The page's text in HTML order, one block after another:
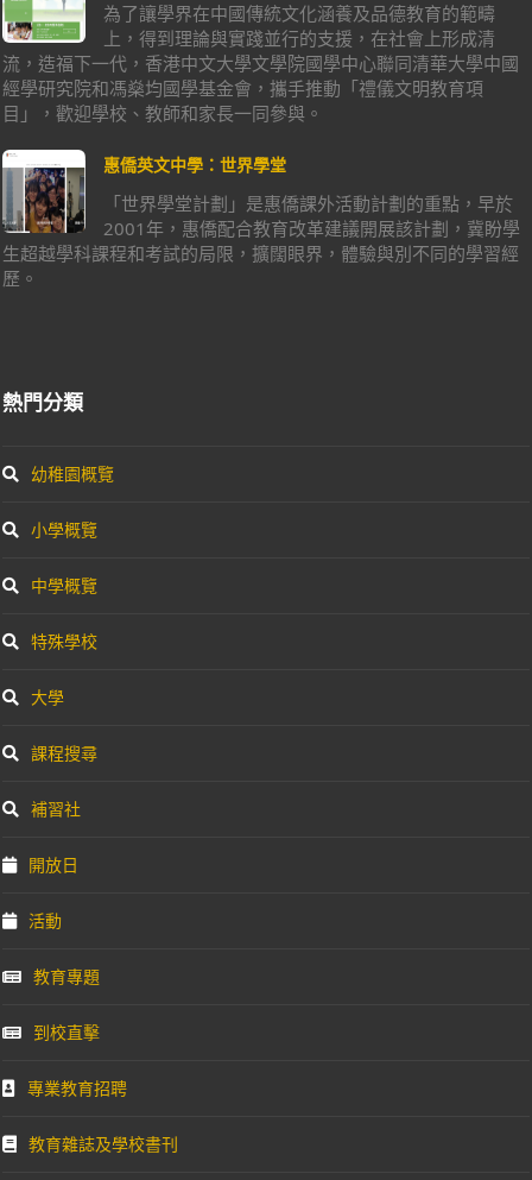
為了讓學界在中國傳統文化涵養及品德教育的範疇
上，得到理論與實踐並行的支援，在社會上形成清
流，造福下一代，香港中文大學文學院國學中心聯同清華大學中國
經學研究院和馮燊均國學基金會，攜手推動「禮儀文明教育項
目」，歡迎學校、教師和家長一同參與。
惠僑英文中學：世界學堂
「世界學堂計劃」是惠僑課外活動計劃的重點，早於
2001年，惠僑配合教育改革建議開展該計劃，冀盼學
生超越學科課程和考試的局限，擴闊眼界，體驗與別不同的學習經
歷。
熱門分類
幼稚園概覽
小學概覽
中學概覽
特殊學校
大學
課程搜尋
補習社
開放日
活動
教育專題
到校直擊
專業教育招聘
教育雜誌及學校書刊